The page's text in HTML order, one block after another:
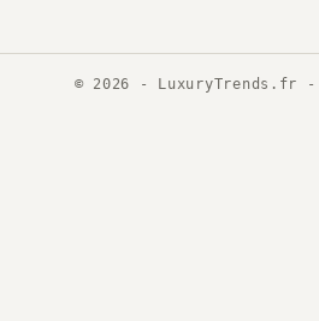
© 2026 - LuxuryTrends.fr -